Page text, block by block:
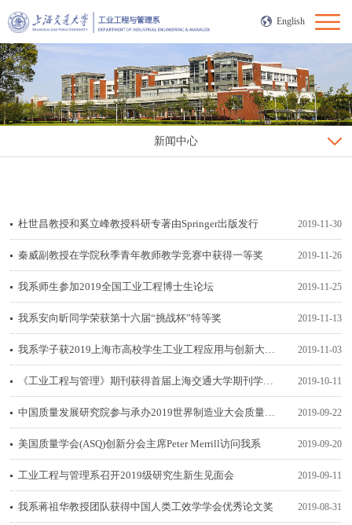
English
新闻中心
杜世昌教授和奚立峰教授科研专著由Springer出版发行 2019-11-30
秦威副教授在学院秋季青年教师教学竞赛中获得一等奖 2019-11-26
我系师生参加2019全国工业工程博士生论坛 2019-11-25
我系安向昕同学荣获第十六届“挑战杯”特等奖 2019-11-13
2019-11-03
2019-10-11
2019-09-22
美国质量学会(ASQ)创新分会主席Peter Merrill访问我系 2019-09-20
工业工程与管理系召开2019级研究生新生见面会 2019-09-11
我系蒋祖华教授团队获得中国人类工效学学会优秀论文奖 2019-08-31